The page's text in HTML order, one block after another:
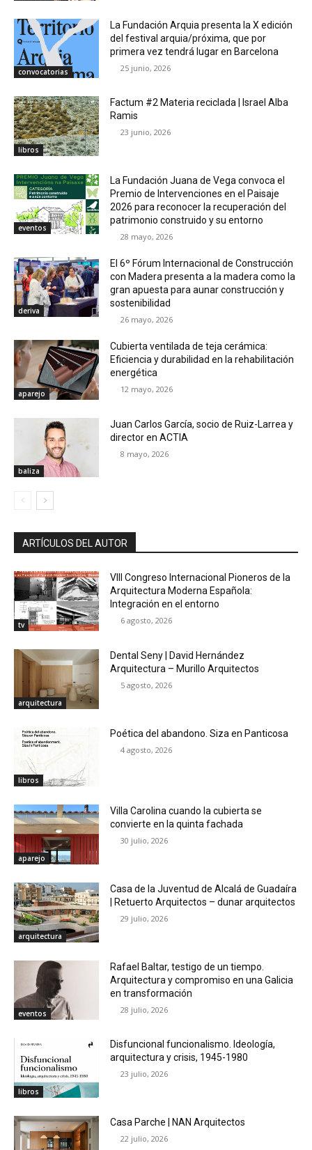
convocatorias
La Fundación Arquia presenta la X edición
del festival arquia/próxima, que por
primera vez tendrá lugar en Barcelona
25 junio, 2026
libros
Factum #2 Materia reciclada | Israel Alba
Ramis
23 junio, 2026
eventos
La Fundación Juana de Vega convoca el
Premio de Intervenciones en el Paisaje
2026 para reconocer la recuperación del
patrimonio construido y su entorno
28 mayo, 2026
deriva
El 6º Fórum Internacional de Construcción
con Madera presenta a la madera como la
gran apuesta para aunar construcción y
sostenibilidad
26 mayo, 2026
aparejo
Cubierta ventilada de teja cerámica:
Eficiencia y durabilidad en la rehabilitación
energética
12 mayo, 2026
baliza
Juan Carlos García, socio de Ruiz-Larrea y
director en ACTIA
8 mayo, 2026
ARTÍCULOS DEL AUTOR
tv
VIII Congreso Internacional Pioneros de la
Arquitectura Moderna Española:
Integración en el entorno
6 agosto, 2026
arquitectura
Dental Seny | David Hernández
Arquitectura – Murillo Arquitectos
5 agosto, 2026
libros
Poética del abandono. Siza en Panticosa
4 agosto, 2026
aparejo
Villa Carolina cuando la cubierta se
convierte en la quinta fachada
30 julio, 2026
arquitectura
Casa de la Juventud de Alcalá de Guadaíra
| Retuerto Arquitectos – dunar arquitectos
29 julio, 2026
eventos
Rafael Baltar, testigo de un tiempo.
Arquitectura y compromiso en una Galicia
en transformación
28 julio, 2026
libros
Disfuncional funcionalismo. Ideología,
arquitectura y crisis, 1945-1980
23 julio, 2026
Casa Parche | NAN Arquitectos
22 julio, 2026